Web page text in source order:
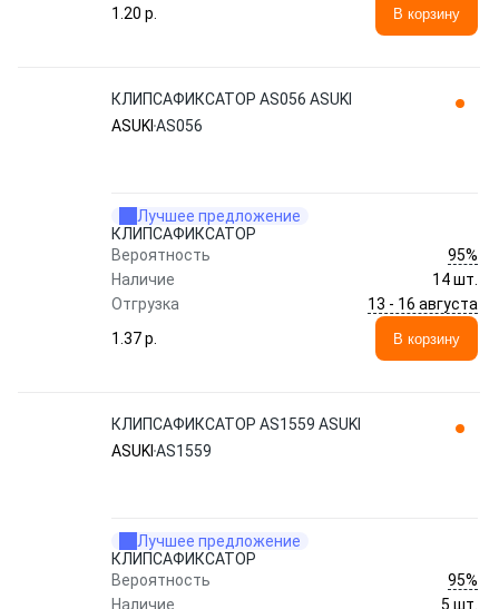
1.20 p. В корзину
КЛИПСАФИКСАТОР AS056 ASUKI
ASUKI AS056
Лучшее предложение
КЛИПСАФИКСАТОР
Вероятность
95%
Наличие
14 шт.
Отгрузка
13 - 16 августа
1.37 p.
В корзину
КЛИПСАФИКСАТОР AS1559 ASUKI
ASUKI AS1559
Лучшее предложение
КЛИПСАФИКСАТОР
Вероятность
95%
Наличие
5 шт.